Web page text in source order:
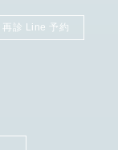
再診 Line 予約